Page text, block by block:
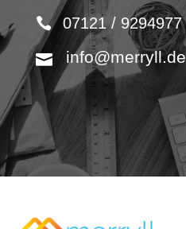
07121 / 9294977
info@merryll.de